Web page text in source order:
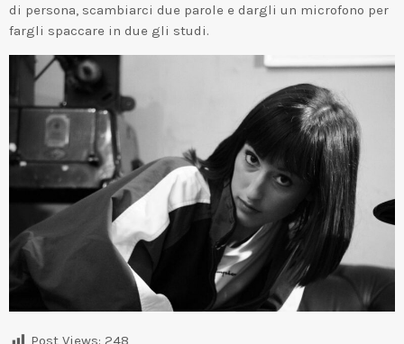
di persona, scambiarci due parole e dargli un microfono per
fargli spaccare in due gli studi.
Post Views: 248